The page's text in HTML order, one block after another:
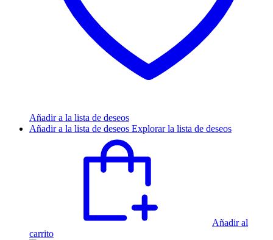
Añadir a la lista de deseos
Añadir a la lista de deseos Explorar la lista de deseos
Añadir al
carrito